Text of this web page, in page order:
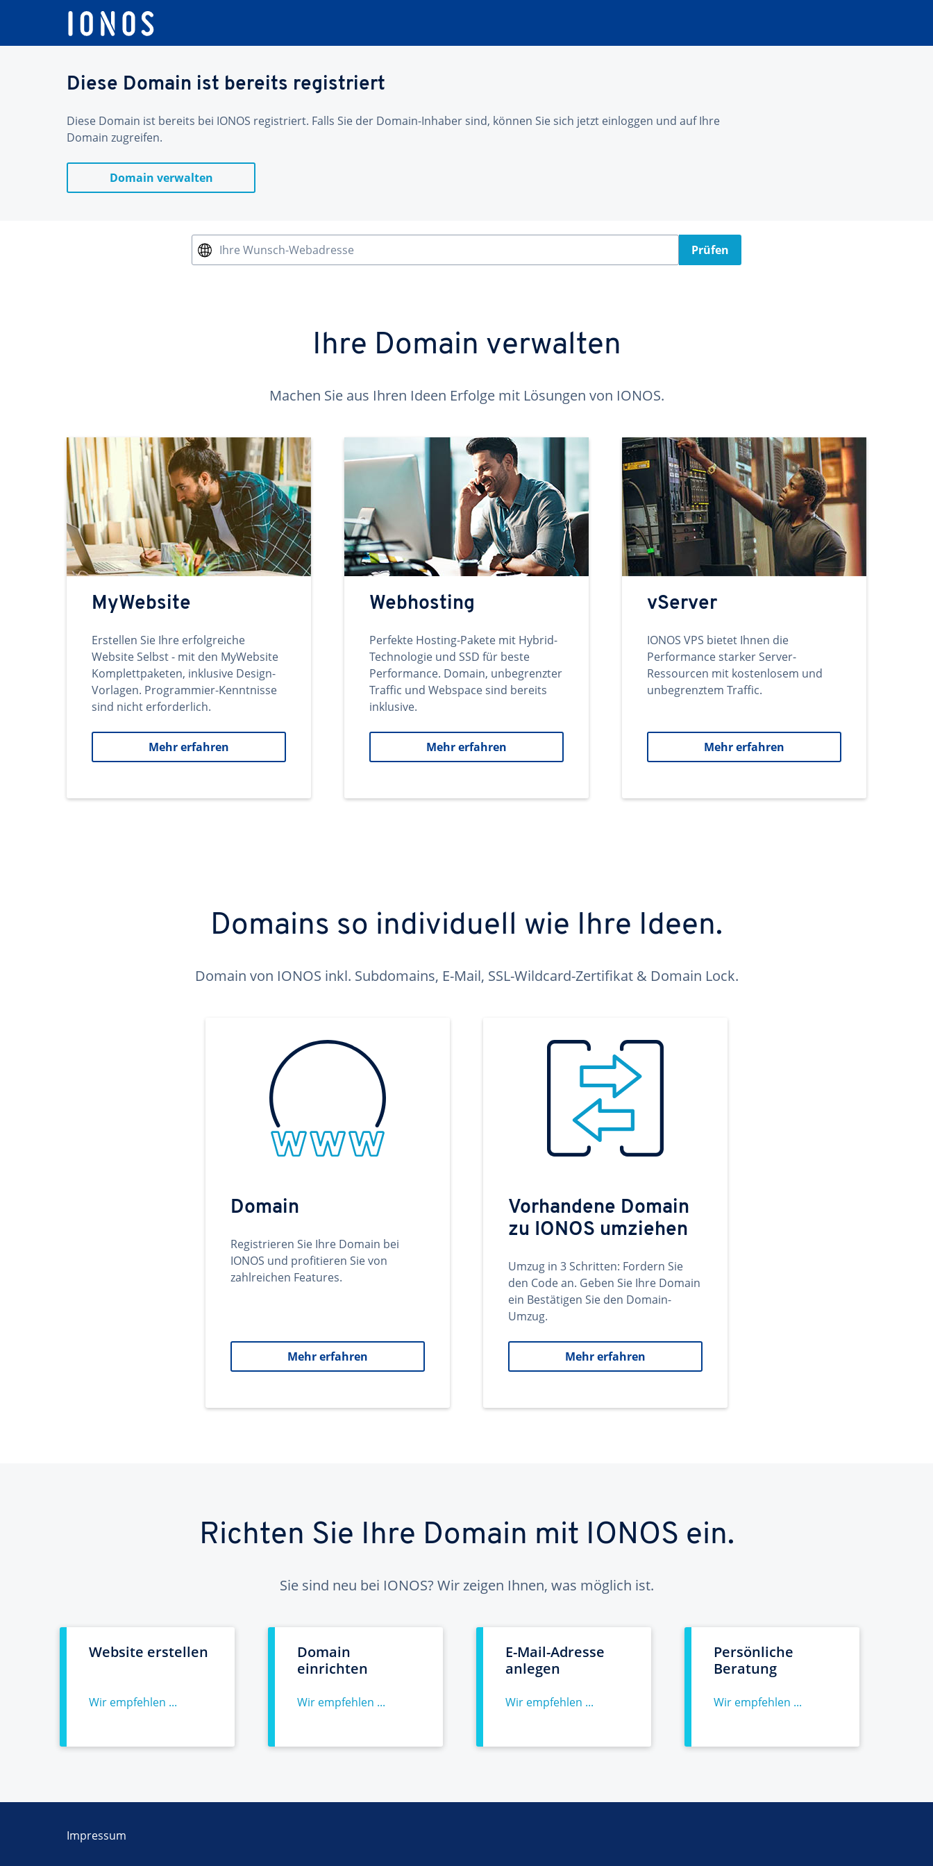
Diese Domain ist bereits registriert
Diese Domain ist bereits bei IONOS registriert. Falls Sie der Domain-Inhaber sind, können Sie sich jetzt einloggen und auf Ihre
Domain zugreifen.
Domain verwalten
Ihre Wunsch-Webadresse Prüfen
Ihre Domain verwalten
Machen Sie aus Ihren Ideen Erfolge mit Lösungen von IONOS.
MyWebsite
Erstellen Sie Ihre erfolgreiche
Website Selbst - mit den MyWebsite
Komplettpaketen, inklusive Design-
Vorlagen. Programmier-Kenntnisse
sind nicht erforderlich.
Mehr erfahren
Webhosting
Perfekte Hosting-Pakete mit Hybrid-
Technologie und SSD für beste
Performance. Domain, unbegrenzter
Traffic und Webspace sind bereits
inklusive.
Mehr erfahren
vServer
IONOS VPS bietet Ihnen die
Performance starker Server-
Ressourcen mit kostenlosem und
unbegrenztem Traffic.
Mehr erfahren
Domains so individuell wie Ihre Ideen.
Domain von IONOS inkl. Subdomains, E-Mail, SSL-Wildcard-Zertifikat & Domain Lock.
Domain
Registrieren Sie Ihre Domain bei
IONOS und profitieren Sie von
zahlreichen Features.
Mehr erfahren
Vorhandene Domain
zu IONOS umziehen
Umzug in 3 Schritten: Fordern Sie
den Code an. Geben Sie Ihre Domain
ein Bestätigen Sie den Domain-
Umzug.
Mehr erfahren
Richten Sie Ihre Domain mit IONOS ein.
Sie sind neu bei IONOS? Wir zeigen Ihnen, was möglich ist.
Website erstellen
Wir empfehlen ...
Domain
einrichten
Wir empfehlen ...
E-Mail-Adresse
anlegen
Wir empfehlen ...
Persönliche
Beratung
Wir empfehlen ...
Impressum